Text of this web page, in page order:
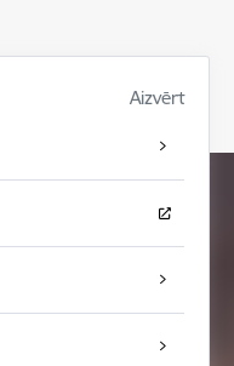
Aizvērt